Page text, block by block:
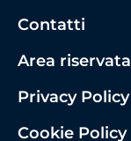
Contatti
Area riservata
Privacy Policy
Cookie Policy